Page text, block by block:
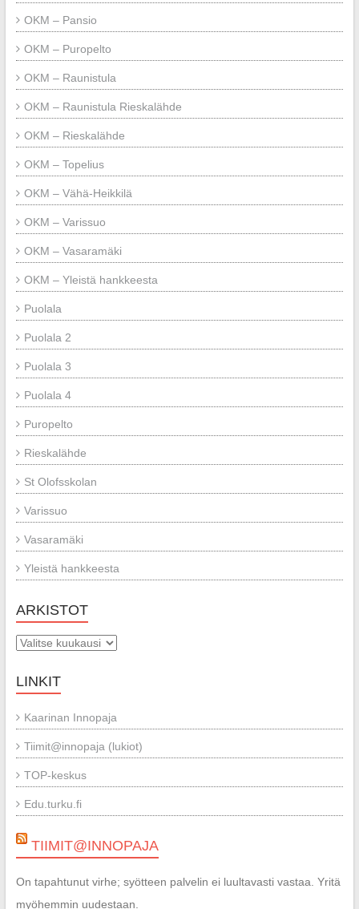
OKM – Pansio
OKM – Puropelto
OKM – Raunistula
OKM – Raunistula Rieskalähde
OKM – Rieskalähde
OKM – Topelius
OKM – Vähä-Heikkilä
OKM – Varissuo
OKM – Vasaramäki
OKM – Yleistä hankkeesta
Puolala
Puolala 2
Puolala 3
Puolala 4
Puropelto
Rieskalähde
St Olofsskolan
Varissuo
Vasaramäki
Yleistä hankkeesta
ARKISTOT
Arkistot
LINKIT
Kaarinan Innopaja
Tiimit@innopaja (lukiot)
TOP-keskus
Edu.turku.fi
TIIMIT@INNOPAJA
On tapahtunut virhe; syötteen palvelin ei luultavasti vastaa. Yritä
myöhemmin uudestaan.